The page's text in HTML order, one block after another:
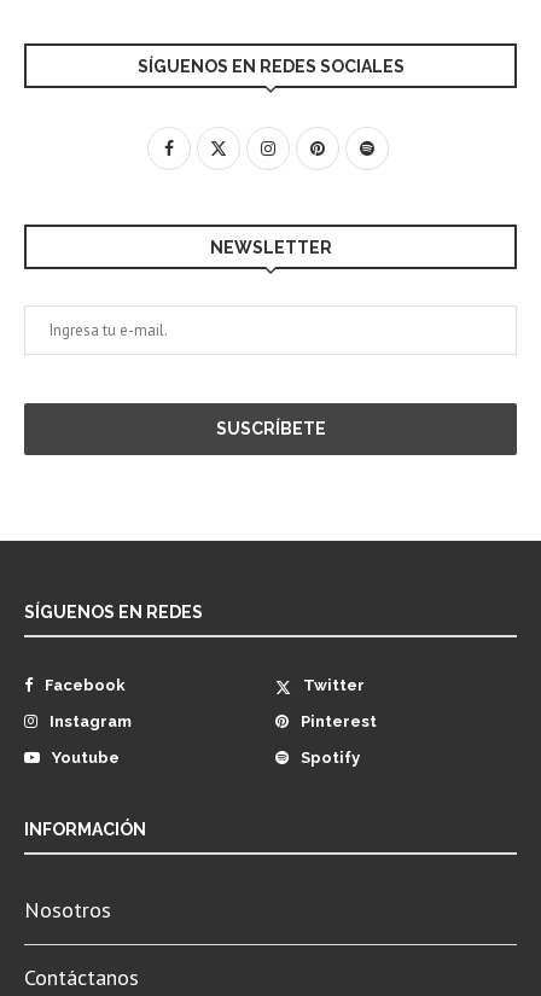
SÍGUENOS EN REDES SOCIALES
NEWSLETTER
SÍGUENOS EN REDES
Facebook
Twitter
Instagram
Pinterest
Youtube
Spotify
INFORMACIÓN
Nosotros
Contáctanos